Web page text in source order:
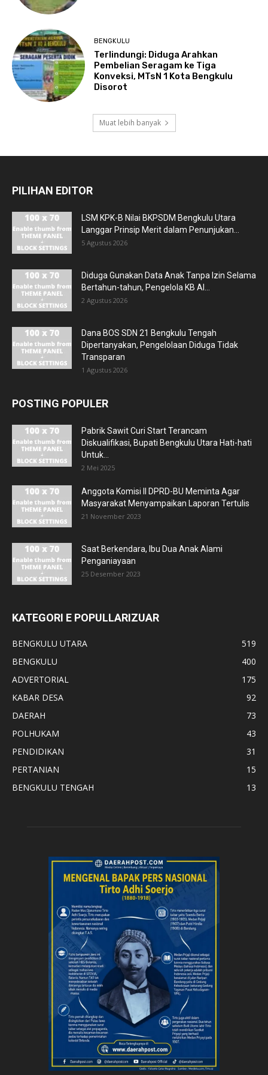
BENGKULU
Terlindungi: Diduga Arahkan
Pembelian Seragam ke Tiga
Konveksi, MTsN 1 Kota Bengkulu
Disorot
Muat lebih banyak
PILIHAN EDITOR
LSM KPK-B Nilai BKPSDM Bengkulu Utara
Langgar Prinsip Merit dalam Penunjukan...
5 Agustus 2026
Diduga Gunakan Data Anak Tanpa Izin Selama
Bertahun-tahun, Pengelola KB Al...
2 Agustus 2026
Dana BOS SDN 21 Bengkulu Tengah
Dipertanyakan, Pengelolaan Diduga Tidak
Transparan
1 Agustus 2026
POSTING POPULER
Pabrik Sawit Curi Start Terancam
Diskualifikasi, Bupati Bengkulu Utara Hati-hati
Untuk...
2 Mei 2025
Anggota Komisi II DPRD-BU Meminta Agar
Masyarakat Menyampaikan Laporan Tertulis
21 November 2023
Saat Berkendara, Ibu Dua Anak Alami
Penganiayaan
25 Desember 2023
KATEGORI E POPULLARIZUAR
BENGKULU UTARA
519
BENGKULU
400
ADVERTORIAL
175
KABAR DESA
92
DAERAH
73
POLHUKAM
43
PENDIDIKAN
31
PERTANIAN
15
BENGKULU TENGAH
13